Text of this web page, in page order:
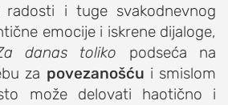
i tuge svakodnevnog
emocije i iskrene dijaloge,
danas toliko podseća na
za povezanošću i smislom
može delovati haotično i